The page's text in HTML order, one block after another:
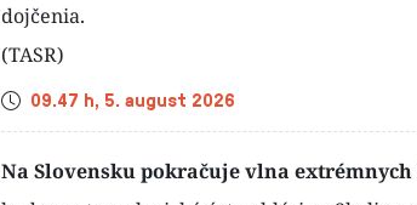
Čas
09.47 h, 5. august 2026
dojčenia.
(TASR)
Na Slovensku pokračuje vlna